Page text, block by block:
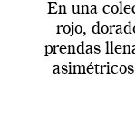
En una
rojo,
prendas